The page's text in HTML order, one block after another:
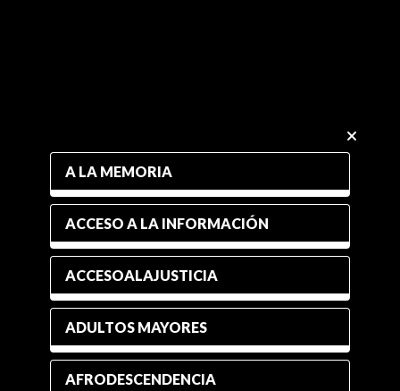
A LA MEMORIA
ACCESO A LA INFORMACIÓN
ACCESOALAJUSTICIA
ADULTOS MAYORES
AFRODESCENDENCIA